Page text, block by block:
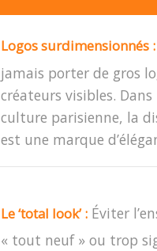
Logos surdimensionnés :
jamais porter de gros
créateurs visibles. Dans
culture parisienne, la
est une marque
Le ‘total look’ : Éviter
« tout neuf » ou trop